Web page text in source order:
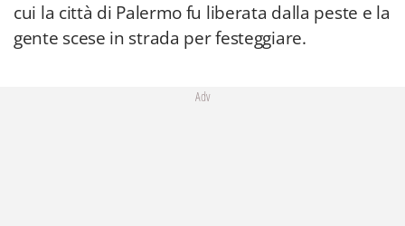
cui la città di Palermo fu liberata dalla peste e la
gente scese in strada per festeggiare.
Adv